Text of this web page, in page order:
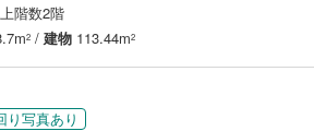
階数2階
2 / 建物 113.44m2
り写真あり